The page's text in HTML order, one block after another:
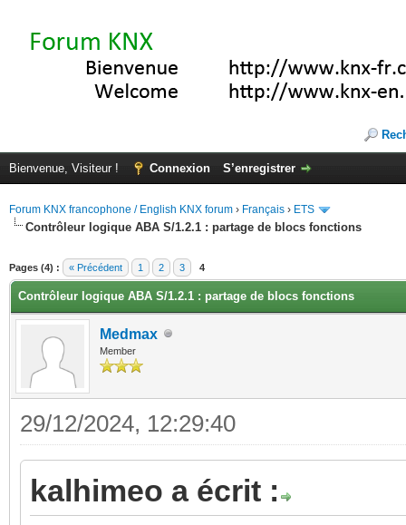
Bienvenue, Visiteur ! Connexion S’enregistrer
Forum KNX francophone / English KNX forum › Français › ETS
Contrôleur logique ABA S/1.2.1 : partage de blocs fonctions
Pages (4) : « Précédent 1 2 3 4
Contrôleur logique ABA S/1.2.1 : partage de blocs fonctions
Medmax
Member
29/12/2024, 12:29:40
kalhimeo a écrit :